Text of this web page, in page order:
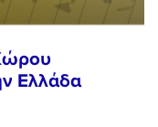
Ελλάδα